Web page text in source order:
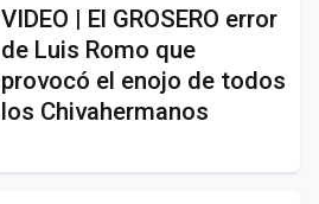
VIDEO | El GROSERO error
de Luis Romo que
provocó el enojo de todos
los Chivahermanos